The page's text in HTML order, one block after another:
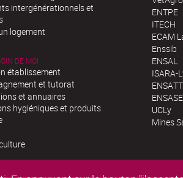
intergénérationnels et
logement
DE MOI
établissement
et tutorat
et annuaires
hygiéniques et produits
ENTPE
ITECH
ECAM
Enssib
ENSAL
ISARA-
ENSATT
ENSASE
UCLy
Mines